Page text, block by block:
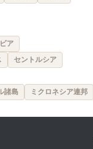
ア
セントルシア
諸島 ミクロネシア連邦